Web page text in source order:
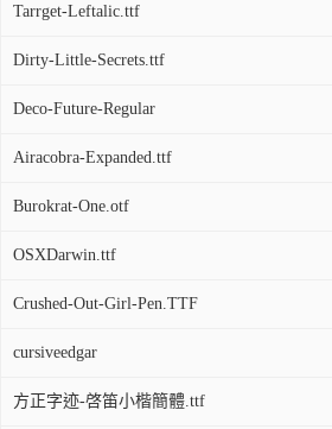
Tarrget-Leftalic.ttf
Dirty-Little-Secrets.ttf
Deco-Future-Regular
Airacobra-Expanded.ttf
Burokrat-One.otf
OSXDarwin.ttf
Crushed-Out-Girl-Pen.TTF
cursiveedgar
方正字迹-啓笛小楷簡體.ttf